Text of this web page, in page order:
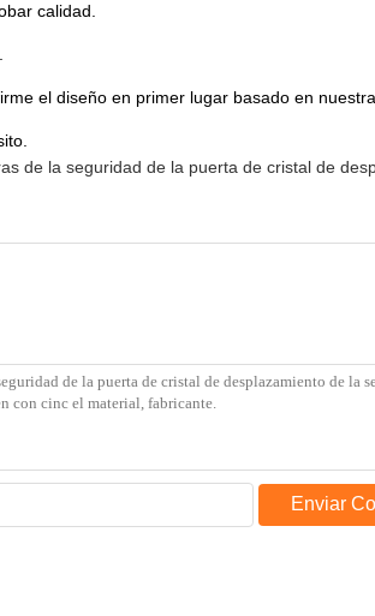
calidad.
el diseño en primer lugar basado en
de la seguridad de la puerta de cristal de
Enviar